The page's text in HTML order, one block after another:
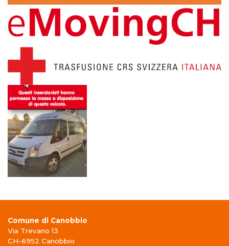
Comune di Canobbio
Via Trevano 13
CH-6952 Canobbio